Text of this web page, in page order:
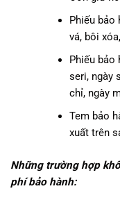
Phiếu bảo
vá, bôi
Phiếu bảo
seri, ngày
chỉ, ngày
Tem bảo
xuất trên
Những trường hợp
phí bảo hành: